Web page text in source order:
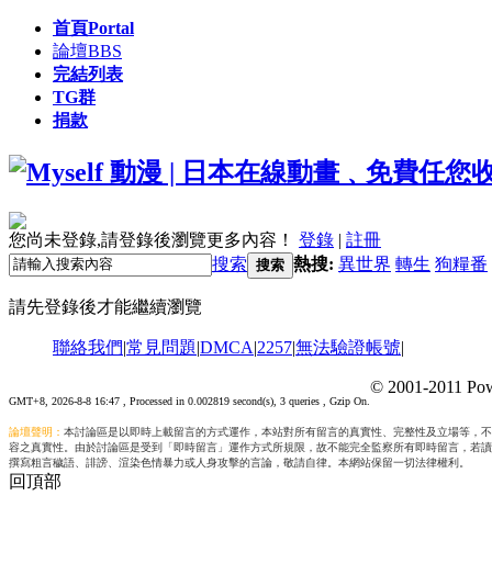
首頁Portal
論壇BBS
完結列表
TG群
捐款
您尚未登錄,請登錄後瀏覽更多內容！ 登錄 | 註冊
搜索 搜索 熱搜: 異世界 轉生 狗糧番
請先登錄後才能繼續瀏覽
聯絡我們|常見問題|DMCA|2257|無法驗證帳號|
GMT+8, 2026-8-8 16:47 , Processed in 0.002819 second(s), 3 queries , Gzip On.
© 2001-2011
論壇聲明： 本討論區是以即時上載留言的方式運作，本站對所有留言的真實性、完整性及立場等
容之真實性。由於討論區是受到「即時留言」運作方式所規限，故不能完全監察所有即時留言，
撰寫粗言穢語、誹謗、渲染色情暴力或人身攻擊的言論，敬請自律。本網站保留一切法律權利。
回頂部